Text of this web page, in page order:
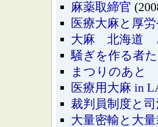
麻薬取締官
医療大麻と厚
大麻 北海道
騒ぎを作る者
まつりのあと
医療用大麻 in
裁判員制度と
大量密輸と大